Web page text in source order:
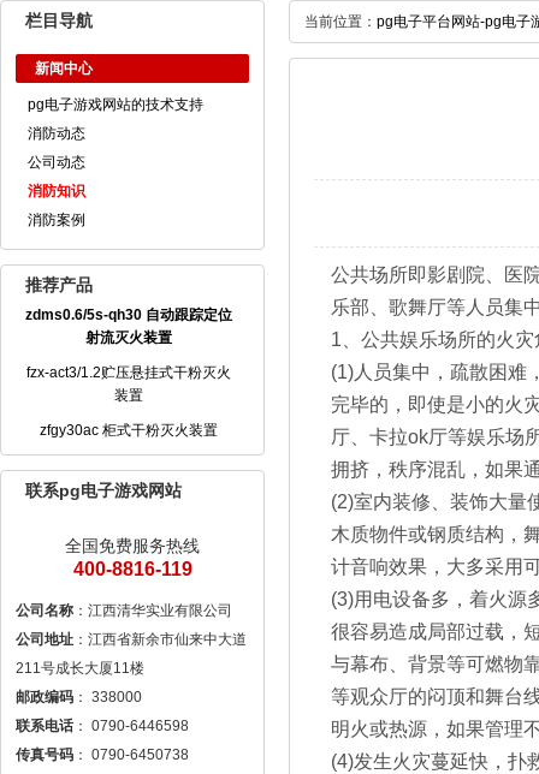
栏目导航
新闻中心
pg电子游戏网站的技术支持
消防动态
公司动态
消防知识
消防案例
推荐产品
zdms0.6/5s-qh30 自动跟踪定位
射流灭火装置
fzx-act3/1.2贮压悬挂式干粉灭火
装置
zfgy30ac 柜式干粉灭火装置
联系pg电子游戏网站
全国免费服务热线
400-8816-119
公司名称
公司地址 ：江西省新余市仙来中大道
邮政编码
联系电话
传真号码
当前位置： pg电子平台网站-pg电子
公共场所即影剧院、医
乐部、歌舞厅等人员集
1、公共娱乐场所的火灾
(1)人员集中，疏散困难
完毕的，即使是小的火
厅、卡拉ok厅等娱乐场
拥挤，秩序混乱，如果
(2)室内装修、装饰大量
木质物件或钢质结构，
计音响效果，大多采用
(3)用电设备多，着火源
很容易造成局部过载，
与幕布、背景等可燃物
等观众厅的闷顶和舞台
明火或热源，如果管理
(4)发生火灾蔓延快，扑